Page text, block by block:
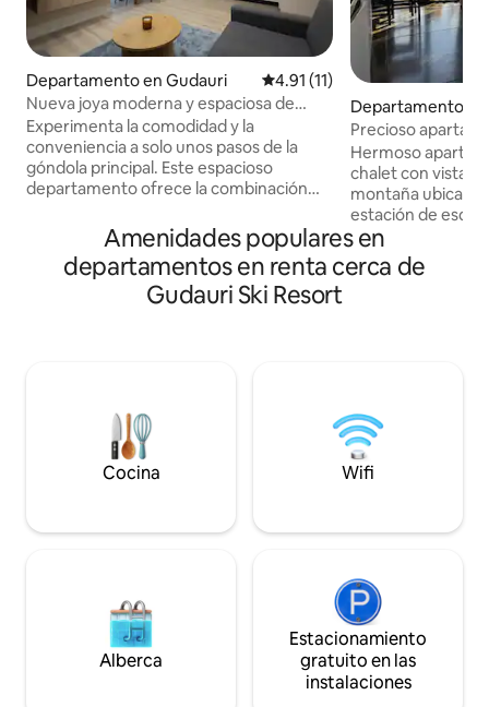
Departamento en Gudauri Calificación promedio: 4.91 de
4.91 (11)
Nueva joya moderna y espaciosa de
Gudauri cerca de los remontes de esquí
Experimenta la comodidad y la
conveniencia a solo unos pasos de la
góndola principal. Este espacioso
departamento ofrece la combinación
encanto de montaña. Disfruta de tu
espacio privado totalmente equipado
con todos los servicios básicos y un
balcón, situado en el centro pero
Supermercados • Restaurantes,
cafeterías y bares. ¡Explora el anuncio
completo a continuación!
Departamento
Precioso
chalet.
Hermoso
chalet con vista
montaña ubicado
estación de esquí
2300 m sobre el
para GEMELOS.
texturas
tormentas
verano. La
minutos en auto.
Amenidades populares en
departamentos en renta cerca de
Gudauri Ski Resort
Cocina Wifi
Alberca
Estacionamiento
gratuito en las
instalaciones